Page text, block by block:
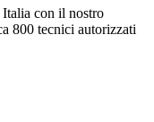
Italia con il nostro
800 tecnici autorizzati